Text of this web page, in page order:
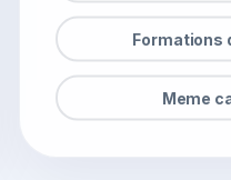
Formations
Meme